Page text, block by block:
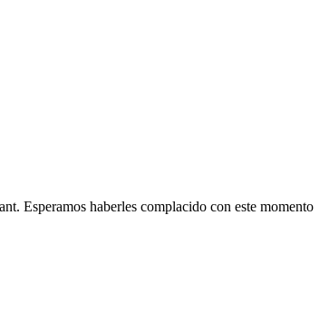
Esperamos haberles complacido con este momento